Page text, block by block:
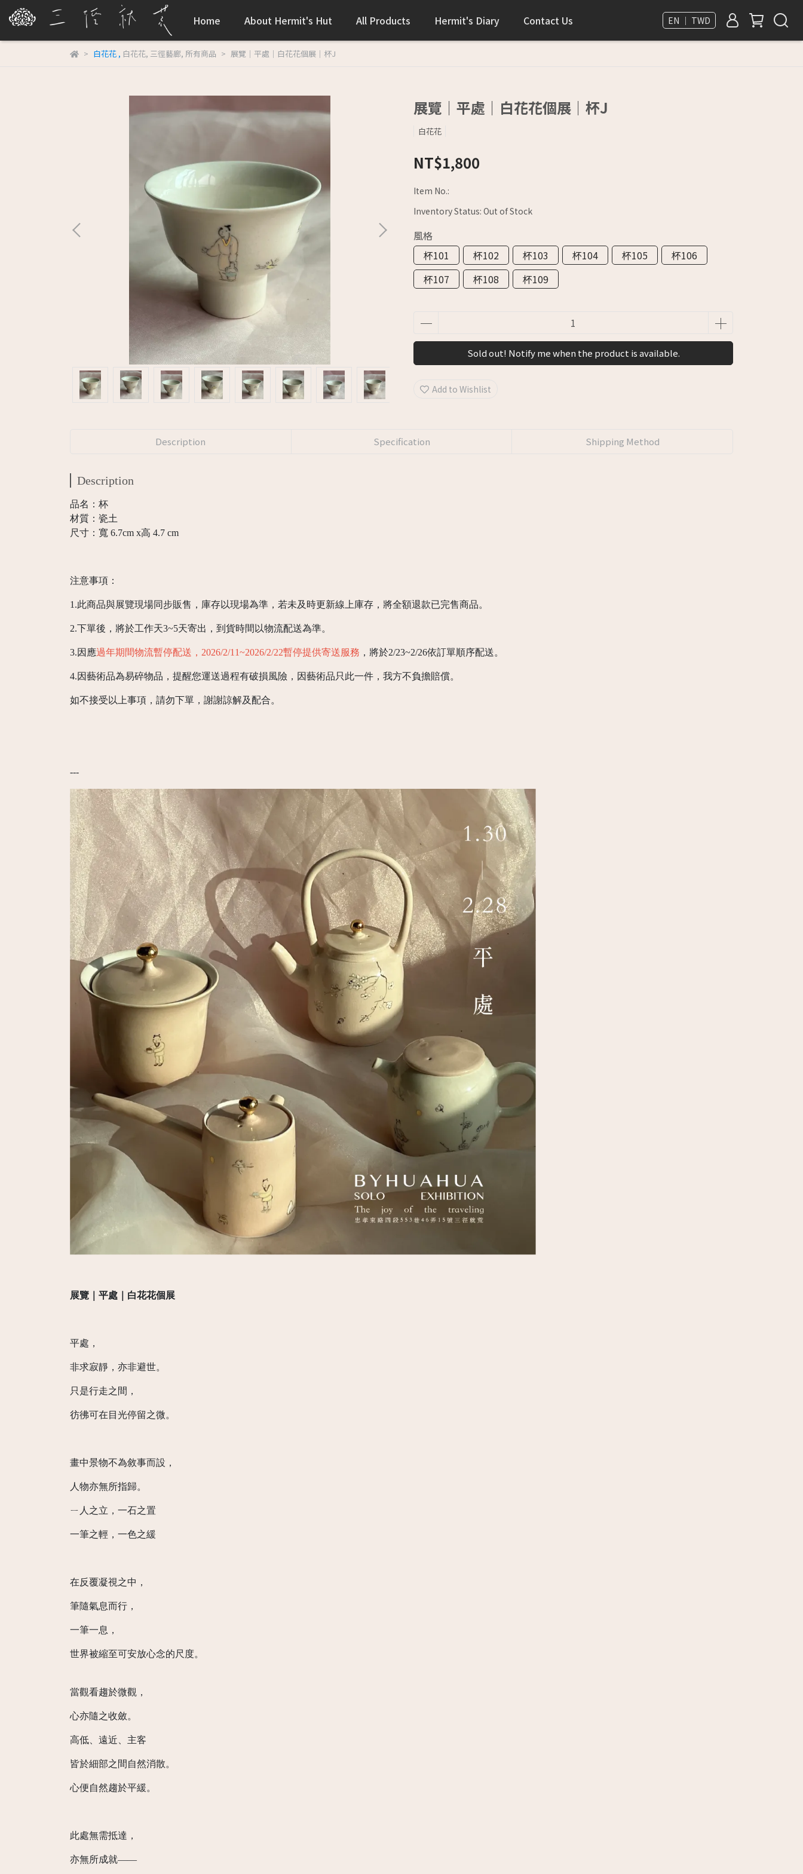
Home About Hermit's Hut All Products Hermit's Diary Contact Us EN ｜ TWD
白花花, 白花花, 三徑藝廊, 所有商品 展覽｜平處｜白花花個展｜杯J
展覽｜平處｜白花花個展｜杯J
白花花
NT$1,800
Item No.:
Inventory Status: Out of Stock
風格
杯101
杯102 杯103 杯104 杯105
杯106
杯107
杯108 杯109
Sold out! Notify me when the product is available.
Add to Wishlist
Description Specification Shipping Method
Description
品名：杯
材質：瓷土
尺寸：寬 6.7cm x高 4.7 cm
注意事項：
1.此商品與展覽現場同步販售，庫存以現場為準，若未及時更新線上庫存，將全額退款已完售商品。
2.下單後，將於工作天3~5天寄出，到貨時間以物流配送為準。
3.因應過年期間物流暫停配送，2026/2/11~2026/2/22暫停提供寄送服務 ，將於2/23~2/26依訂單順序配送。
4.因藝術品為易碎物品，提醒您運送過程有破損風險，因藝術品只此一件，我方不負擔賠償。
如不接受以上事項，請勿下單，謝謝諒解及配合。
---
展覽｜平處｜白花花個展
平處，
非求寂靜，亦非避世。
只是行走之間，
彷彿可在目光停留之微。
畫中景物不為敘事而設，
人物亦無所指歸。
ㄧ人之立，一石之置
一筆之輕，一色之緩
在反覆凝視之中，
筆隨氣息而行，
一筆一息，
世界被縮至可安放心念的尺度。
當觀看趨於微觀，
心亦隨之收斂。
高低、遠近、主客
皆於細部之間自然消散。
心便自然趨於平緩。
此處無需抵達，
亦無所成就——